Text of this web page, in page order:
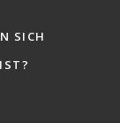
SICH